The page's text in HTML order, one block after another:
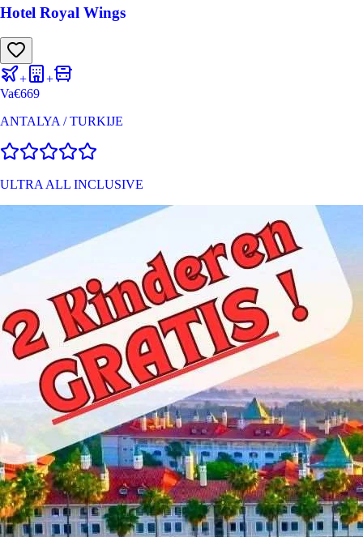
Hotel Royal Wings
+
+
Va€669
ANTALYA /TURKIJE
ULTRA ALL INCLUSIVE